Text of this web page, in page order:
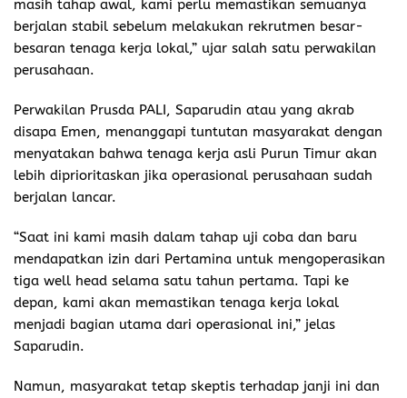
masih tahap awal, kami perlu memastikan semuanya
berjalan stabil sebelum melakukan rekrutmen besar-
besaran tenaga kerja lokal,” ujar salah satu perwakilan
perusahaan.
Perwakilan Prusda PALI, Saparudin atau yang akrab
disapa Emen, menanggapi tuntutan masyarakat dengan
menyatakan bahwa tenaga kerja asli Purun Timur akan
lebih diprioritaskan jika operasional perusahaan sudah
berjalan lancar.
“Saat ini kami masih dalam tahap uji coba dan baru
mendapatkan izin dari Pertamina untuk mengoperasikan
tiga well head selama satu tahun pertama. Tapi ke
depan, kami akan memastikan tenaga kerja lokal
menjadi bagian utama dari operasional ini,” jelas
Saparudin.
Namun, masyarakat tetap skeptis terhadap janji ini dan